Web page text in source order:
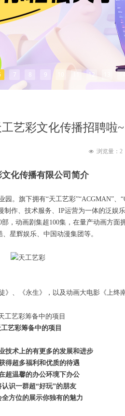
7 8 9 11 12
艺彩文化传播招聘啦~
化传播有限公司简介
园。旗下拥有“天工艺彩”“ACGMAN”、
作、技术服务、IP运营为一体的泛娱
，动画剧集超100集，在量产动画方面
星辉娱乐、中国动漫集团等。
》、《永生》，以及动画大电影《上终
工艺彩筹备中的项目
技术上的有更多的发展和进步
得超多福利和优质的待遇
超温馨的办公环境下办公
识一群超“好玩”的朋友
方位的展示你独有的魅力
넶 浏览量： 2